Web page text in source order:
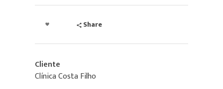
Share
Cliente
Clínica Costa Filho